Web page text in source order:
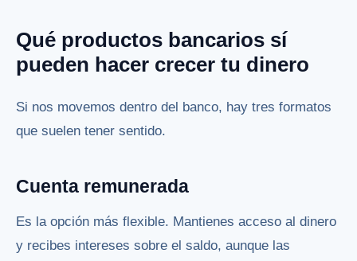
Qué productos bancarios sí
pueden hacer crecer tu dinero
Si nos movemos dentro del banco, hay tres formatos
que suelen tener sentido.
Cuenta remunerada
Es la opción más flexible. Mantienes acceso al dinero
y recibes intereses sobre el saldo, aunque las